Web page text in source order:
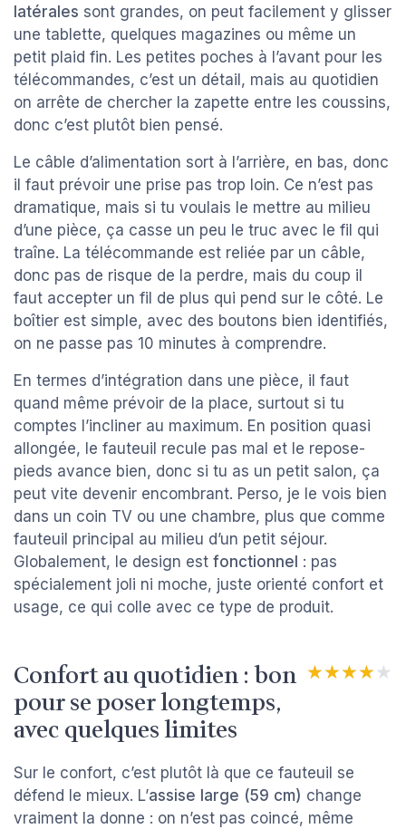
latérales sont grandes, on peut facilement y glisser
une tablette, quelques magazines ou même un
petit plaid fin. Les petites poches à l’avant pour les
télécommandes, c’est un détail, mais au quotidien
on arrête de chercher la zapette entre les coussins,
donc c’est plutôt bien pensé.
Le câble d’alimentation sort à l’arrière, en bas, donc
il faut prévoir une prise pas trop loin. Ce n’est pas
dramatique, mais si tu voulais le mettre au milieu
d’une pièce, ça casse un peu le truc avec le fil qui
traîne. La télécommande est reliée par un câble,
donc pas de risque de la perdre, mais du coup il
faut accepter un fil de plus qui pend sur le côté. Le
boîtier est simple, avec des boutons bien identifiés,
on ne passe pas 10 minutes à comprendre.
En termes d’intégration dans une pièce, il faut
quand même prévoir de la place, surtout si tu
comptes l’incliner au maximum. En position quasi
allongée, le fauteuil recule pas mal et le repose-
pieds avance bien, donc si tu as un petit salon, ça
peut vite devenir encombrant. Perso, je le vois bien
dans un coin TV ou une chambre, plus que comme
fauteuil principal au milieu d’un petit séjour.
Globalement, le design est fonctionnel : pas
spécialement joli ni moche, juste orienté confort et
usage, ce qui colle avec ce type de produit.
Confort au quotidien : bon
pour se poser longtemps,
avec quelques limites
★★★★★
★★★★★
Sur le confort, c’est plutôt là que ce fauteuil se
défend le mieux. L’assise large (59 cm) change
vraiment la donne : on n’est pas coincé, même